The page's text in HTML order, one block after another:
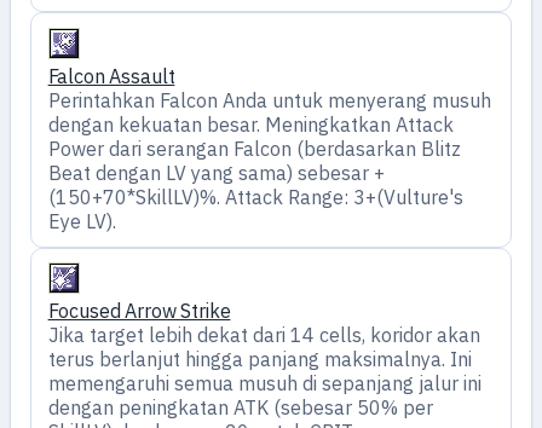
Falcon Assault
Perintahkan Falcon Anda untuk menyerang musuh
dengan kekuatan besar. Meningkatkan Attack
Power dari serangan Falcon (berdasarkan Blitz
Beat dengan LV yang sama) sebesar +
(150+70*SkillLV)%. Attack Range: 3+(Vulture's
Eye LV).
Focused Arrow Strike
Jika target lebih dekat dari 14 cells, koridor akan
terus berlanjut hingga panjang maksimalnya. Ini
memengaruhi semua musuh di sepanjang jalur ini
dengan peningkatan ATK (sebesar 50% per